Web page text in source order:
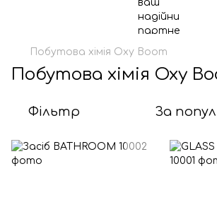
Побутова хімія Oxy Boom
Побутова хімія Oxy
Фільтр За